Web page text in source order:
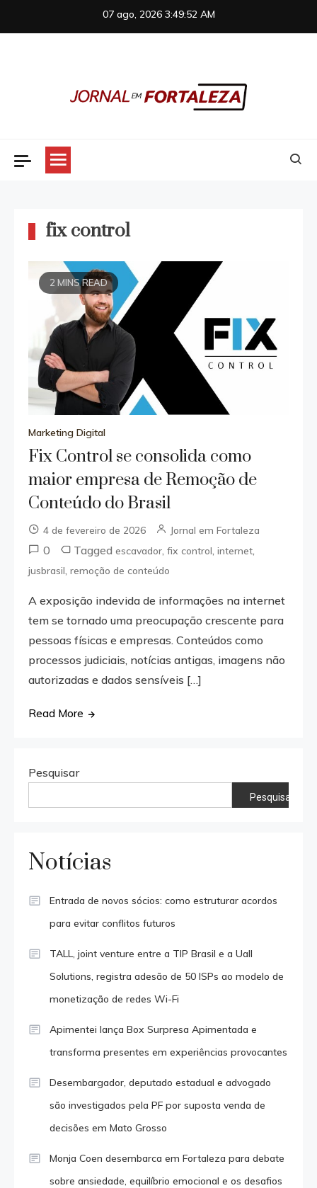
07 ago, 2026 3:49:52 AM
fix control
2 MINS READ
Marketing Digital
Fix Control se consolida como
maior empresa de Remoção de
Conteúdo do Brasil
4 de fevereiro de 2026 Jornal em Fortaleza
0 Taggedescavador ,fix control ,internet
jusbrasil ,remoção de conteúdo
A exposição indevida de informações na internet
tem se tornado uma preocupação crescente para
pessoas físicas e empresas. Conteúdos como
processos judiciais, notícias antigas, imagens não
autorizadas e dados sensíveis […]
Read More
Pesquisar
Pesquisar
Notícias
Entrada de novos sócios: como estruturar acordos
para evitar conflitos futuros
TALL, joint venture entre a TIP Brasil e a Uall
Solutions, registra adesão de 50 ISPs ao modelo de
monetização de redes Wi-Fi
Apimentei lança Box Surpresa Apimentada e
transforma presentes em experiências provocantes
Desembargador, deputado estadual e advogado
são investigados pela PF por suposta venda de
decisões em Mato Grosso
Monja Coen desembarca em Fortaleza para debate
sobre ansiedade, equilíbrio emocional e os desafios